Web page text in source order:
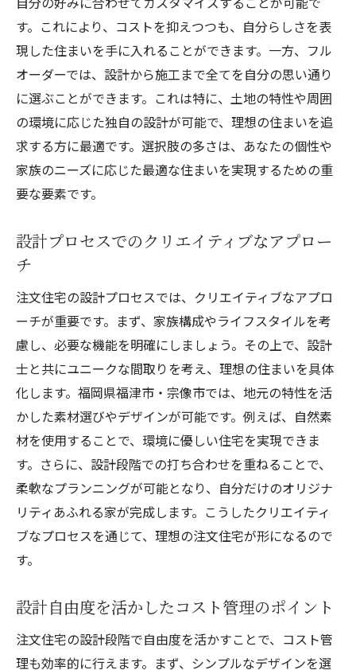
す。これにより、コストを抑えつつも、自分らしさを表
現した住まいを手に入れることができます。一方、フル
オーダーでは、設計から施工まで全てを自分の思い通り
に選ぶことができます。これは特に、土地の特性や周囲
の環境に応じた独自の設計が可能で、理想の住まいを追
求する方に最適です。選択肢の多さは、あなたの個性や
家族のニーズに応じた最適な住まいを実現するための重
要な要素です。
設計プロセスでのクリエイティブなアプロー
チ
注文住宅の設計プロセスでは、クリエイティブなアプロ
ーチが重要です。まず、家族構成やライフスタイルを考
慮し、必要な機能を明確にしましょう。その上で、設計
士と共にユニークな間取りを考え、理想の住まいを具体
化します。福岡県福津市・宗像市では、地元の特性を活
かした素材選びやデザインが可能です。例えば、自然素
材を使用することで、環境に優しい住宅を実現できま
す。さらに、設計段階での打ち合わせを重ねることで、
柔軟なプランニングが可能となり、自分だけのオリジナ
リティあふれる家が完成します。こうしたクリエイティ
ブなプロセスを通じて、理想の注文住宅が形になるので
す。
設計自由度を活かしたコスト管理のポイント
注文住宅の設計段階で自由度を活かすことで、コスト管
理も効率的に行えます。まず、シンプルなデザインを選